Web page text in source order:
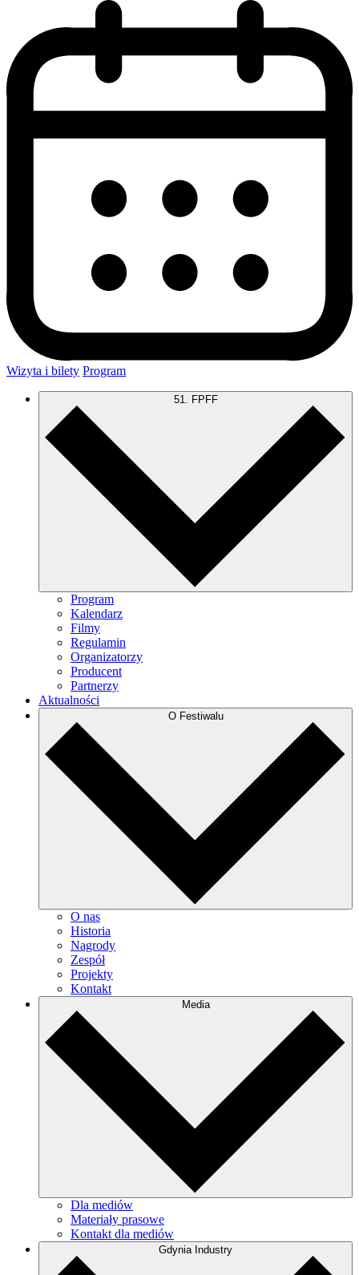
Wizyta i bilety Program
51. FPFF
Program
Kalendarz
Filmy
Regulamin
Organizatorzy
Producent
Partnerzy
Aktualności
O Festiwalu
O nas
Historia
Nagrody
Zespół
Projekty
Kontakt
Media
Dla mediów
Materiały prasowe
Kontakt dla mediów
Gdynia Industry